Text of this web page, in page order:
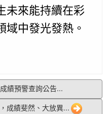
未來能持續在彩
域中發光發熱。
績預警查詢公告...
成績斐然、大放異...